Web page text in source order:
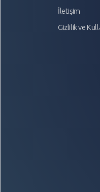
İletişim
Gizlilik ve